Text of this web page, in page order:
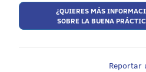
¿QUIERES MÁS
SOBRE LA BUENA
Reportar